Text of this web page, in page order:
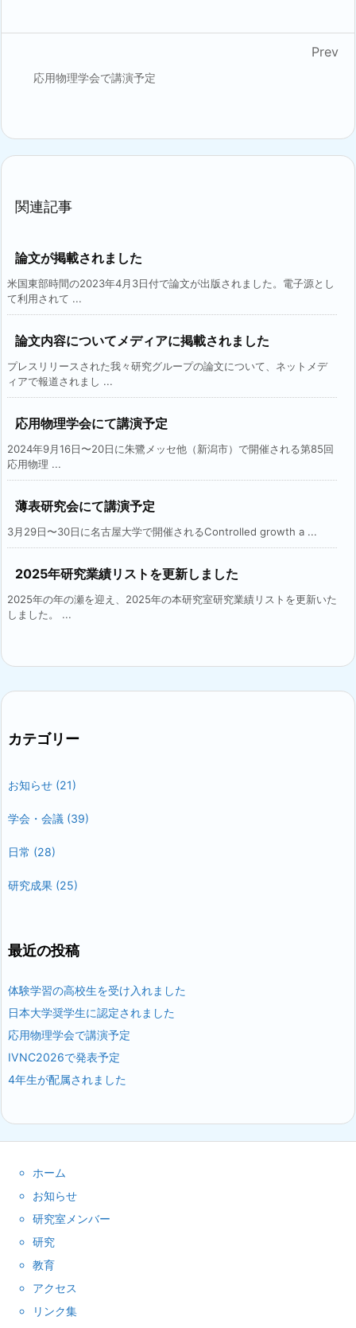
応用物理学会で講演予定
Prev
関連記事
論文が掲載されました
米国東部時間の2023年4月3日付で論文が出版されました。電子源とし
て利用されて ...
論文内容についてメディアに掲載されました
プレスリリースされた我々研究グループの論文について、ネットメデ
ィアで報道されまし ...
応用物理学会にて講演予定
2024年9月16日〜20日に朱鷺メッセ他（新潟市）で開催される第85回
応用物理 ...
薄表研究会にて講演予定
3月29日〜30日に名古屋大学で開催されるControlled growth a ...
2025年研究業績リストを更新しました
2025年の年の瀬を迎え、2025年の本研究室研究業績リストを更新いた
しました。 ...
カテゴリー
お知らせ (21)
学会・会議 (39)
日常 (28)
研究成果 (25)
最近の投稿
体験学習の高校生を受け入れました
日本大学奨学生に認定されました
応用物理学会で講演予定
IVNC2026で発表予定
4年生が配属されました
ホーム
お知らせ
研究室メンバー
研究
教育
アクセス
リンク集